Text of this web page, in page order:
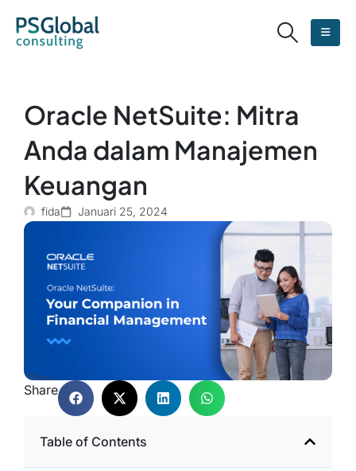
Oracle NetSuite: Mitra
Anda dalam Manajemen
Keuangan
fida Januari 25, 2024
Share
Table of Contents